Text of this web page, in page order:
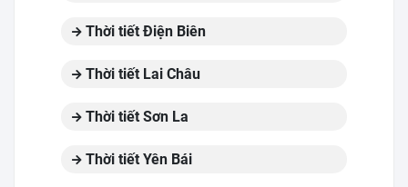
Thời tiết Điện Biên
Thời tiết Lai Châu
Thời tiết Sơn La
Thời tiết Yên Bái